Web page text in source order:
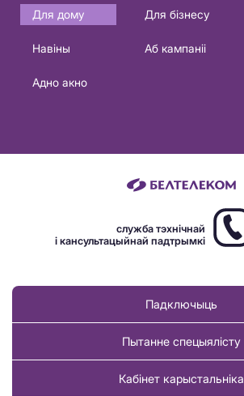
Основная
навигация
Для дому Для бізнесу
Навіны
Аб кампаніі
Адно акно
служба тэхнічнай
і кансультацыйнай падтрымкі
Падключыць
Пытанне спецыялісту
Кабінет карыстальніка